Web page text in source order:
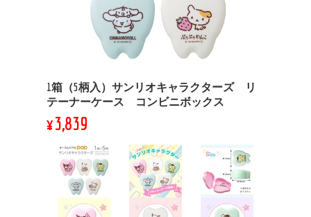
1箱（5柄入）サンリオキャラクターズ リ
テーナーケース コンビニボックス
¥3,839